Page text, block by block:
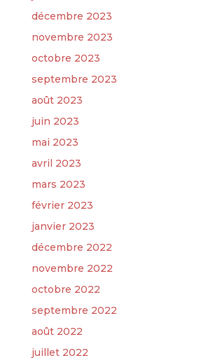
décembre 2023
novembre 2023
octobre 2023
septembre 2023
août 2023
juin 2023
mai 2023
avril 2023
mars 2023
février 2023
janvier 2023
décembre 2022
novembre 2022
octobre 2022
septembre 2022
août 2022
juillet 2022